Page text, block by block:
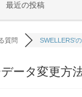
最近の投稿
質問 SWELLERS'
ータ変更方